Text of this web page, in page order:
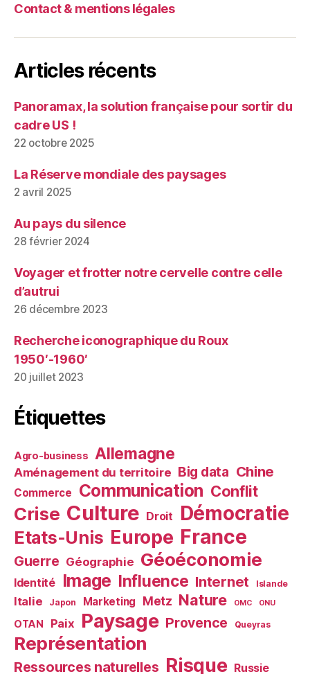
Contact & mentions légales
Articles récents
Panoramax, la solution française pour sortir du
cadre US !
22 octobre 2025
La Réserve mondiale des paysages
2 avril 2025
Au pays du silence
28 février 2024
Voyager et frotter notre cervelle contre celle
d’autrui
26 décembre 2023
Recherche iconographique du Roux
1950′-1960′
20 juillet 2023
Étiquettes
Agro-business Allemagne
Aménagement du territoire Big data Chine
Commerce Communication Conflit
Crise Culture Droit Démocratie
Etats-Unis Europe France
Guerre Géographie Géoéconomie
Identité Image Influence Internet Islande
Italie Japon Marketing Metz Nature OMC ONU
OTAN Paix Paysage Provence Queyras
Représentation
Ressources naturelles Risque Russie